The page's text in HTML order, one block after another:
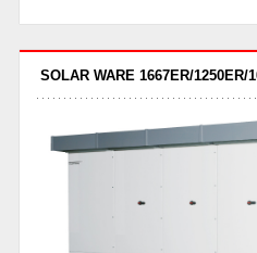
SOLAR WARE 1667ER/1250ER/